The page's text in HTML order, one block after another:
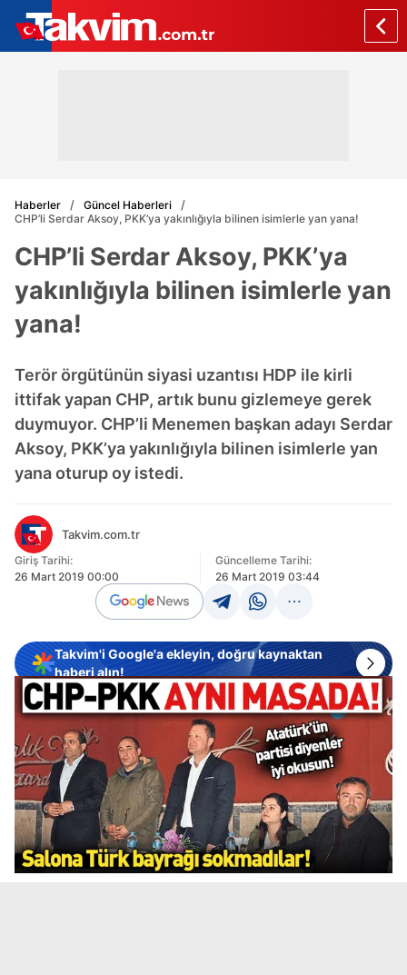
Haberler
Güncel Haberleri
CHP’li Serdar Aksoy, PKK’ya yakınlığıyla bilinen isimlerle yan yana!
CHP’li Serdar Aksoy, PKK’ya
yakınlığıyla bilinen isimlerle yan
yana!
Terör örgütünün siyasi uzantısı HDP ile kirli
ittifak yapan CHP, artık bunu gizlemeye gerek
duymuyor. CHP’li Menemen başkan adayı Serdar
Aksoy, PKK’ya yakınlığıyla bilinen isimlerle yan
yana oturup oy istedi.
Takvim.com.tr
Giriş Tarihi:
26 Mart 2019 00:00
Güncelleme Tarihi:
26 Mart 2019 03:44
Takvim'i Google'a ekleyin, doğru kaynaktan
haberi alın!